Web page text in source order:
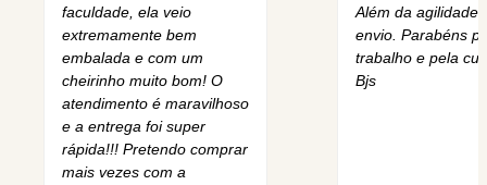
faculdade, ela veio
extremamente bem
embalada e com um
cheirinho muito bom! O
atendimento é maravilhoso
e a entrega foi super
rápida!!! Pretendo comprar
mais vezes com a
Além da agilidade
envio. Parabéns
trabalho e pela
Bjs